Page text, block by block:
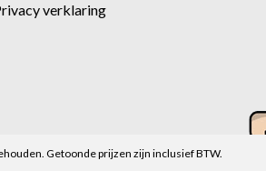
verklaring
Getoonde prijzen zijn inclusief BTW.